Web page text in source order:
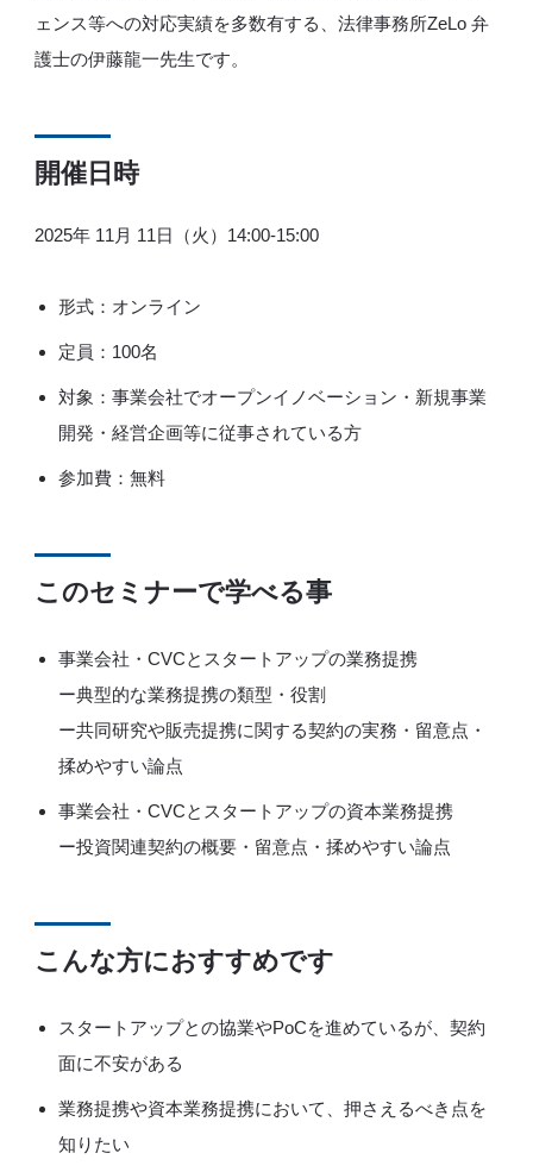
ェンス等への対応実績を多数有する、法律事務所ZeLo 弁
護士の伊藤龍一先生です。
開催日時
2025年 11月 11日（火）14:00-15:00
形式：オンライン
定員：100名
対象：事業会社でオープンイノベーション・新規事業
開発・経営企画等に従事されている方
参加費：無料
このセミナーで学べる事
事業会社・CVCとスタートアップの業務提携
ー典型的な業務提携の類型・役割
ー共同研究や販売提携に関する契約の実務・留意点・
揉めやすい論点
事業会社・CVCとスタートアップの資本業務提携
ー投資関連契約の概要・留意点・揉めやすい論点
こんな方におすすめです
スタートアップとの協業やPoCを進めているが、契約
面に不安がある
業務提携や資本業務提携において、押さえるべき点を
知りたい